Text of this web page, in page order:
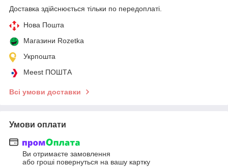
Доставка здійснюється тільки по передоплаті.
Нова Пошта
Магазини Rozetka
Укрпошта
Meest ПОШТА
Всі умови доставки
Умови оплати
Ви отримаєте замовлення
або гроші повернуться на вашу картку